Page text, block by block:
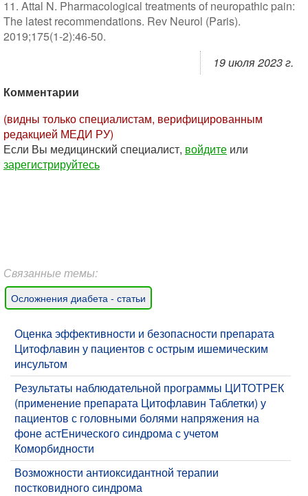
11. Attal N. Pharmacological treatments of neuropathic pain:
The latest recommendations. Rev Neurol (Paris).
2019;175(1-2):46-50.
19 июля 2023 г.
Комментарии
(видны только специалистам, верифицированным
редакцией МЕДИ РУ)
Если Вы медицинский специалист, войдите или
зарегистрируйтесь
Связанные темы:
Осложнения диабета - статьи
Оценка эффективности и безопасности препарата
Цитофлавин у пациентов с острым ишемическим
инсультом
Результаты наблюдательной программы ЦИТОТРЕК
(применение препарата Цитофлавин Таблетки) у
пациентов с головными болями напряжения на
фоне астЕнического синдрома с учетом
Коморбидности
Возможности антиоксидантной терапии
постковидного синдрома